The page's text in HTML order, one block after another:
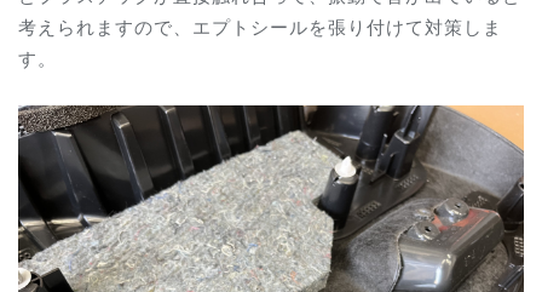
考えられますので、エプトシールを張り付けて対策しま
す。